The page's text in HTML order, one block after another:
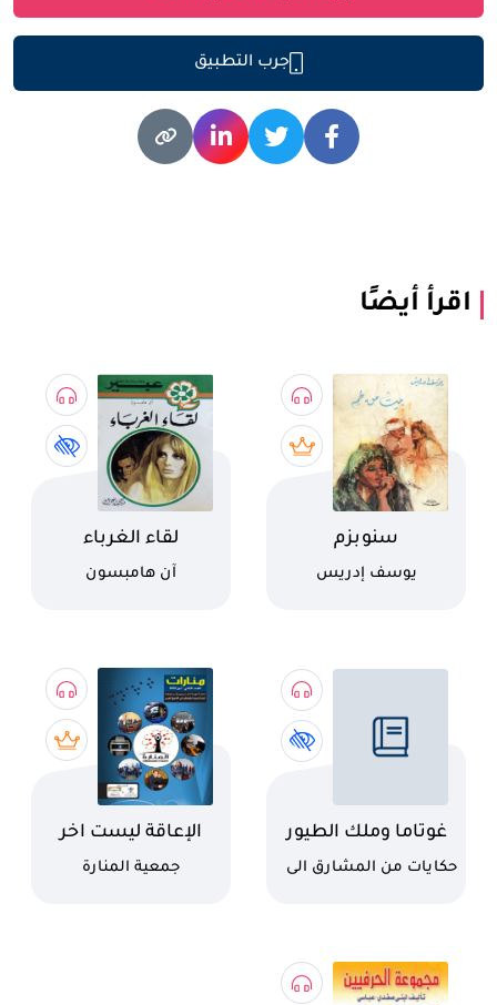
جرب التطبيق
اقرأ أيضًا
اسم الكتاب
سنوبزم
كاتب
يوسف إدريس
اسم الكتاب
لقاء الغرباء
كاتب
آن هامبسون
اسم الكتاب
غوتاما وملك الطيور
كاتب
حكايات من المشارق الى
اسم الكتاب
الإعاقة ليست اخر
الدنياكاتب
جمعية المنارة